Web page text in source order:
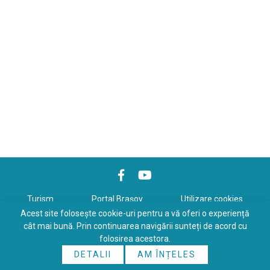
Turism Portal Braşov Utilizare cookies
Politică de confidenţialitate
Copyrights © 2026 All Rights Reserved. Powered by
Online
Acest site folosește cookie-uri pentru a vă oferi o experiență
cât mai bună. Prin continuarea navigării sunteți de acord cu
folosirea acestora.
DETALII
AM ÎNȚELES